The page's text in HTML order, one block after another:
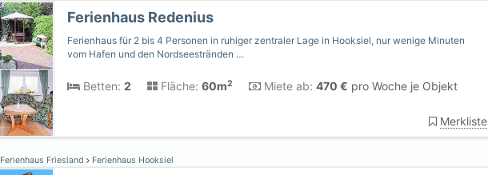
Ferienhaus Redenius
Ferienhaus für 2 bis 4 Personen in ruhiger zentraler Lage in Hooksiel, nur wenige Minuten
vom Hafen und den Nordseestränden …
Betten: 2 Fläche: 60m2 Miete ab: 470 € pro Woche je Objekt
Merkliste
Ferienhaus Friesland Ferienhaus Hooksiel